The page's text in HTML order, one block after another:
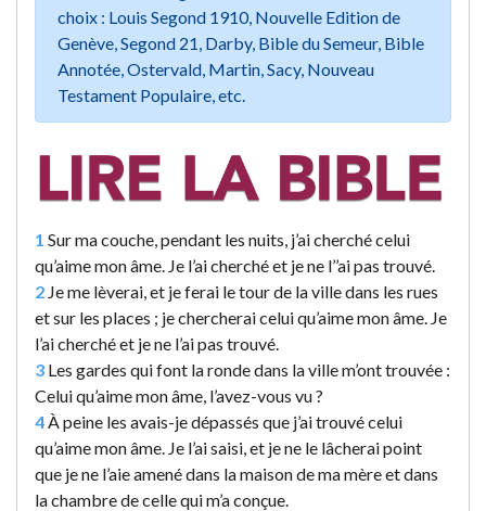
choix : Louis Segond 1910, Nouvelle Edition de
Genève, Segond 21, Darby, Bible du Semeur, Bible
Annotée, Ostervald, Martin, Sacy, Nouveau
Testament Populaire, etc.
1 Sur ma couche, pendant les nuits, j’ai cherché celui
qu’aime mon âme. Je l’ai cherché et je ne l’’ai pas trouvé.
2 Je me lèverai, et je ferai le tour de la ville dans les rues
et sur les places ; je chercherai celui qu’aime mon âme. Je
l’ai cherché et je ne l’ai pas trouvé.
3 Les gardes qui font la ronde dans la ville m’ont trouvée :
Celui qu’aime mon âme, l’avez-vous vu ?
4 À peine les avais-je dépassés que j’ai trouvé celui
qu’aime mon âme. Je l’ai saisi, et je ne le lâcherai point
que je ne l’aie amené dans la maison de ma mère et dans
la chambre de celle qui m’a conçue.